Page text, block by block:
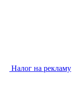
Налог на рекламу